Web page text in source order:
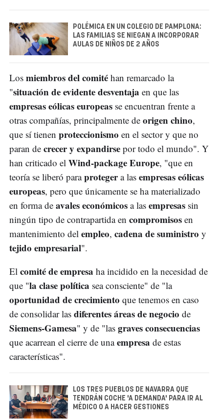
POLÉMICA EN UN COLEGIO DE PAMPLONA:
LAS FAMILIAS SE NIEGAN A INCORPORAR
AULAS DE NIÑOS DE 2 AÑOS
Los miembros del comité han remarcado la
"situación de evidente desventaja en que las
empresas eólicas europeas se encuentran frente a
otras compañías, principalmente de origen chino,
que sí tienen proteccionismo en el sector y que no
paran de crecer y expandirse por todo el mundo". Y
han criticado el Wind-package Europe, "que en
teoría se liberó paraprotegera las empresas eólicas
europeas, pero que únicamente se ha materializado
en forma de avales económicos a las empresas sin
ningún tipo de contrapartida en compromisos en
mantenimiento del empleo, cadena de suministro y
tejido empresarial".
El comité de empresa ha incidido en la necesidad de
que "la clase política sea consciente" de "la
oportunidad de crecimiento que tenemos en caso
de consolidar las diferentes áreas de negocio de
Siemens-Gamesa" y de "las graves consecuencias
que acarrean el cierre de unaempresa de estas
características".
LOS TRES PUEBLOS DE NAVARRA QUE
TENDRÁN COCHE 'A DEMANDA' PARA IR AL
MÉDICO O A HACER GESTIONES